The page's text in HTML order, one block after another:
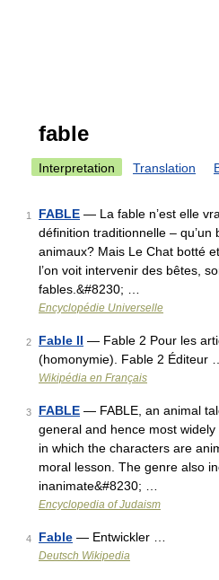
fable
Interpretation Translation
1 FABLE — La fable n’est elle
définition traditionnelle –
animaux? Mais Le Chat botté
l’on voit intervenir des bêtes,
fables.&#8230; …
Encyclopédie Universelle
2 Fable II — Fable 2 Pour les
(homonymie). Fable 2 Éditeur …
Wikipédia en Français
3 FABLE — FABLE, an animal
general and hence most
in which the characters are
moral lesson. The genre also
inanimate&#8230; …
Encyclopedia of Judaism
4 Fable — Entwickler …
Deutsch Wikipedia